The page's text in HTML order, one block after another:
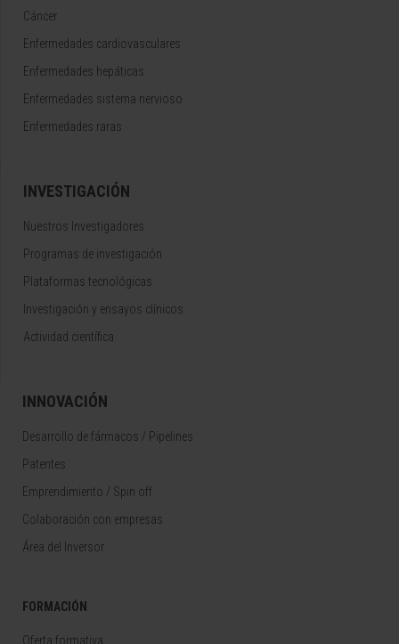
Cáncer
Enfermedades cardiovasculares
Enfermedades hepáticas
Enfermedades sistema nervioso
Enfermedades raras
INVESTIGACIÓN
Nuestros Investigadores
Programas de investigación
Plataformas tecnológicas
Investigación y ensayos clínicos
Actividad científica
INNOVACIÓN
Desarrollo de fármacos / Pipelines
Patentes
Emprendimiento / Spin off
Colaboración con empresas
Área del Inversor
FORMACIÓN
Oferta formativa